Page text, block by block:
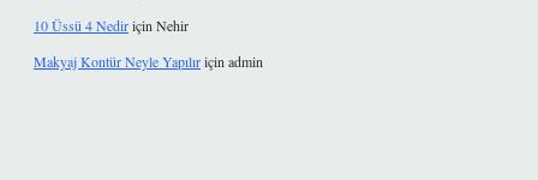
10 Üssü 4 Nediriçin Nehir
Makyaj Kontür Neyle Yapılıriçin admin